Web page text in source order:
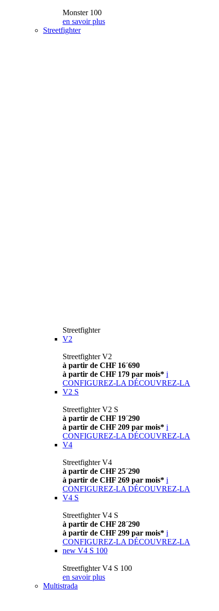
Monster 100
en savoir plus
Streetfighter
Streetfighter
V2
Streetfighter V2
à partir de CHF 16´690
à partir de CHF 179 par mois* i
CONFIGUREZ-LA DÉCOUVREZ-LA
V2 S
Streetfighter V2 S
à partir de CHF 19´290
à partir de CHF 209 par mois* i
CONFIGUREZ-LA DÉCOUVREZ-LA
V4
Streetfighter V4
à partir de CHF 25´290
à partir de CHF 269 par mois* i
CONFIGUREZ-LA DÉCOUVREZ-LA
V4 S
Streetfighter V4 S
à partir de CHF 28´290
à partir de CHF 299 par mois* i
CONFIGUREZ-LA DÉCOUVREZ-LA
new V4 S 100
Streetfighter V4 S 100
en savoir plus
Multistrada